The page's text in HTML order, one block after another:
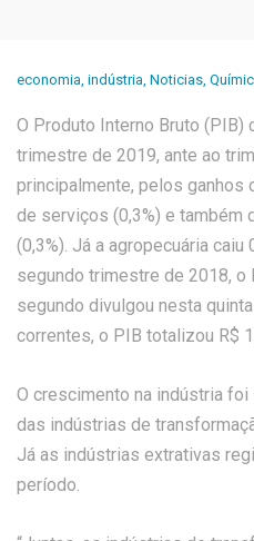
economia, indústria, Noticias,
O Produto Interno Bruto (PIB)
trimestre de 2019, ante ao
principalmente, pelos ganhos
de serviços (0,3%) e também
(0,3%). Já a agropecuária caiu
segundo trimestre de 2018, o
segundo divulgou nesta
correntes, o PIB totalizou R$
O crescimento na indústria
das indústrias de
Já as indústrias extrativas
período.